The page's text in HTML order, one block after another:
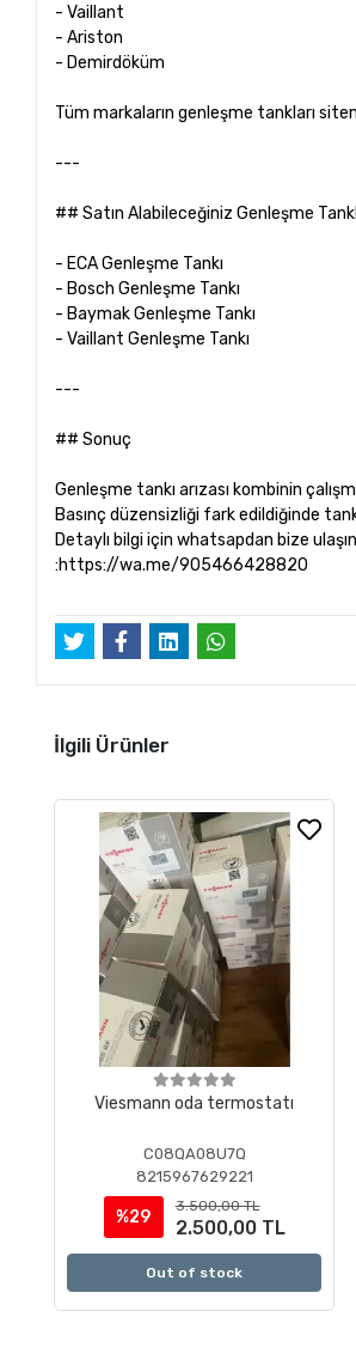
- Vaillant
- Ariston
- Demirdöküm
Tüm markaların genleşme tankları
---
## Satın Alabileceğiniz Genleşme
- ECA Genleşme Tankı
- Bosch Genleşme Tankı
- Baymak Genleşme Tankı
- Vaillant Genleşme Tankı
---
## Sonuç
Genleşme tankı arızası kombinin
Basınç düzensizliği fark edildiğinde
Detaylı bilgi için whatsapdan bize
:https://wa.me/905466428820
İlgili Ürünler
Viesmann oda termostatı
C08QA08U7Q
8215967629221
%29
3.500,00 TL
2.500,00 TL
Out of stock